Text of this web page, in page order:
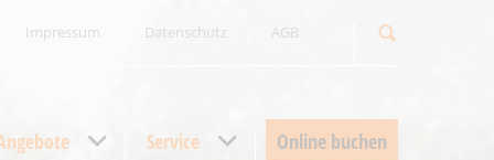
Impressum Datenschutz AGB
Service Online buchen